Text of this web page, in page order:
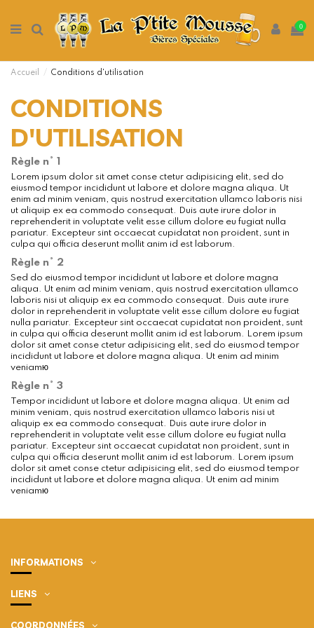
0
Accueil Conditions d'utilisation
CONDITIONS
D'UTILISATION
Règle n° 1
Lorem ipsum dolor sit amet conse ctetur adipisicing elit, sed do
eiusmod tempor incididunt ut labore et dolore magna aliqua. Ut
enim ad minim veniam, quis nostrud exercitation ullamco laboris nisi
ut aliquip ex ea commodo consequat. Duis aute irure dolor in
reprehenderit in voluptate velit esse cillum dolore eu fugiat nulla
pariatur. Excepteur sint occaecat cupidatat non proident, sunt in
culpa qui officia deserunt mollit anim id est laborum.
Règle n° 2
Sed do eiusmod tempor incididunt ut labore et dolore magna
aliqua. Ut enim ad minim veniam, quis nostrud exercitation ullamco
laboris nisi ut aliquip ex ea commodo consequat. Duis aute irure
dolor in reprehenderit in voluptate velit esse cillum dolore eu fugiat
nulla pariatur. Excepteur sint occaecat cupidatat non proident, sunt
in culpa qui officia deserunt mollit anim id est laborum. Lorem ipsum
dolor sit amet conse ctetur adipisicing elit, sed do eiusmod tempor
incididunt ut labore et dolore magna aliqua. Ut enim ad minim
veniamю
Règle n° 3
Tempor incididunt ut labore et dolore magna aliqua. Ut enim ad
minim veniam, quis nostrud exercitation ullamco laboris nisi ut
aliquip ex ea commodo consequat. Duis aute irure dolor in
reprehenderit in voluptate velit esse cillum dolore eu fugiat nulla
pariatur. Excepteur sint occaecat cupidatat non proident, sunt in
culpa qui officia deserunt mollit anim id est laborum. Lorem ipsum
dolor sit amet conse ctetur adipisicing elit, sed do eiusmod tempor
incididunt ut labore et dolore magna aliqua. Ut enim ad minim
veniamю
INFORMATIONS
LIENS
COORDONNÉES